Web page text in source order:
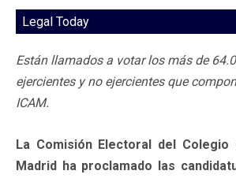
Legal Today
Están llamados a votar los más de
ejercientes y no ejercientes que
ICAM.
La Comisión Electoral del Colegio
Madrid ha proclamado las